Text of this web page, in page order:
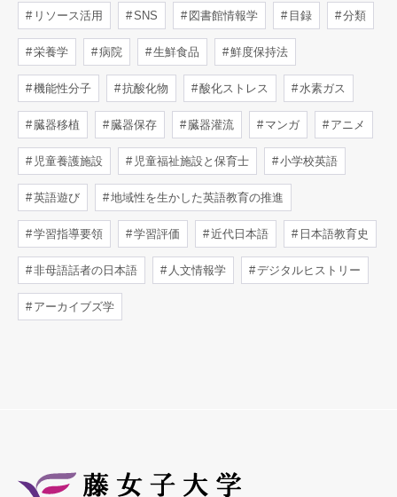
リソース活用 SNS 図書館情報学 目録 分類
栄養学 病院 生鮮食品 鮮度保持法
機能性分子 抗酸化物 酸化ストレス 水素ガス
臓器移植 臓器保存 臓器灌流 マンガ アニメ
児童養護施設 児童福祉施設と保育士 小学校英語
英語遊び 地域性を生かした英語教育の推進
学習指導要領 学習評価 近代日本語 日本語教育史
非母語話者の日本語 人文情報学 デジタルヒストリー
アーカイブズ学